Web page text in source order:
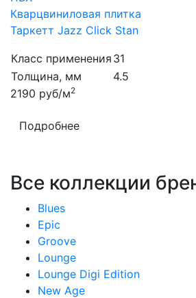
Кварцвиниловая плитка
Таркетт Jazz Click Stan
Класс применения 31
Толщина, мм
4.5
2190 руб/м2
Подробнее
Все коллекции
Blues
Epic
Groove
Lounge
Lounge Digi Edition
New Age